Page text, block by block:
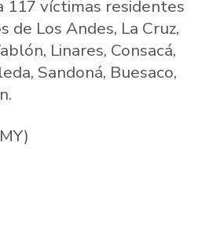
117 víctimas residentes
de Los Andes, La Cruz,
Linares, Consacá,
Sandoná, Buesaco,